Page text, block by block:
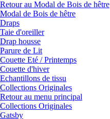
Retour au Modal de Bois de hêtre
Modal de Bois de hêtre
Draps
Taie d'oreiller
Drap housse
Parure de Lit
Couette Eté / Printemps
Couette d'hiver
Echantillons de tissu
Collections Originales
Retour au menu principal
Collections Originales
Gatsby